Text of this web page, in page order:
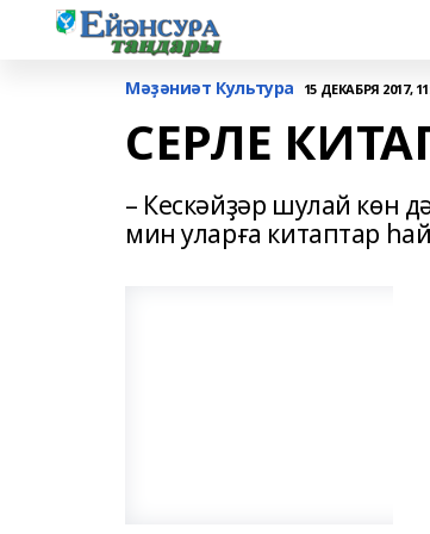
Мәҙәниәт Культура 15 ДЕКАБРЯ 2017,
СЕРЛЕ
– Кескәйҙәр шулай көн
мин уларға китаптар